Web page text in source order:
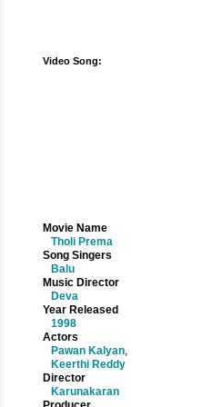
Video Song:
Movie Name
Tholi Prema
Song Singers
Balu
Music Director
Deva
Year Released
1998
Actors
Pawan Kalyan,
Keerthi Reddy
Director
Karunakaran